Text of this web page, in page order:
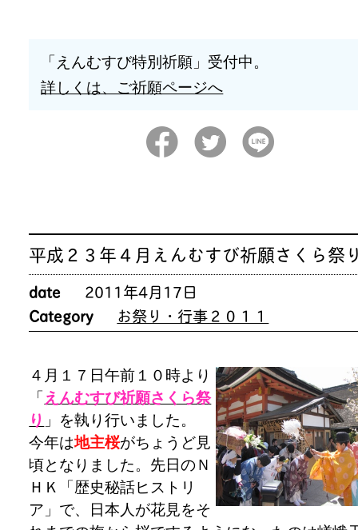
「えんむすび特別祈願」受付中。
詳しくは、ご祈願ページへ
平成２３年４月えんむすび祈願さくら祭
date
2011年4月17日
Category
お祭り・行事２０１１
４月１７日午前１０時より
「 えんむすび祈願さくら祭
り 」を執り行いました。
今年は地主桜がちょうど見
頃となりました。先日のＮ
ＨＫ「歴史秘話ヒストリ
ア」で、日本人が花見をそ